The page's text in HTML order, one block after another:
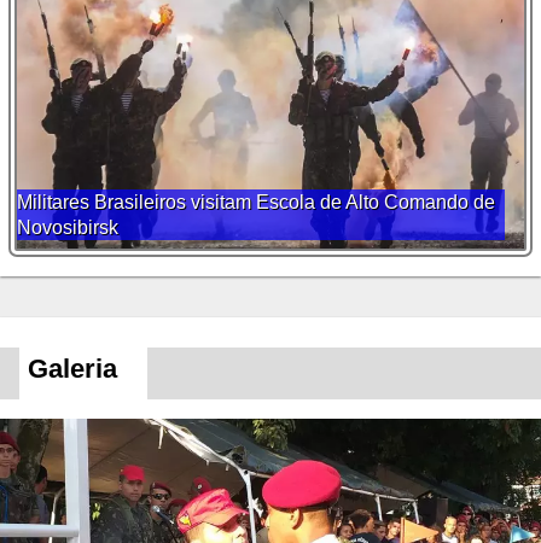
Militares Brasileiros visitam Escola de Alto Comando de
Novosibirsk
Galeria